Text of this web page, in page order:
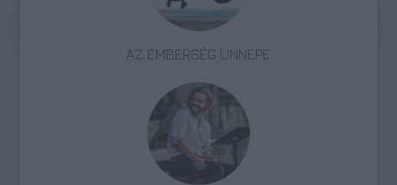
AZ EMBERSÉG ÜNNEPE